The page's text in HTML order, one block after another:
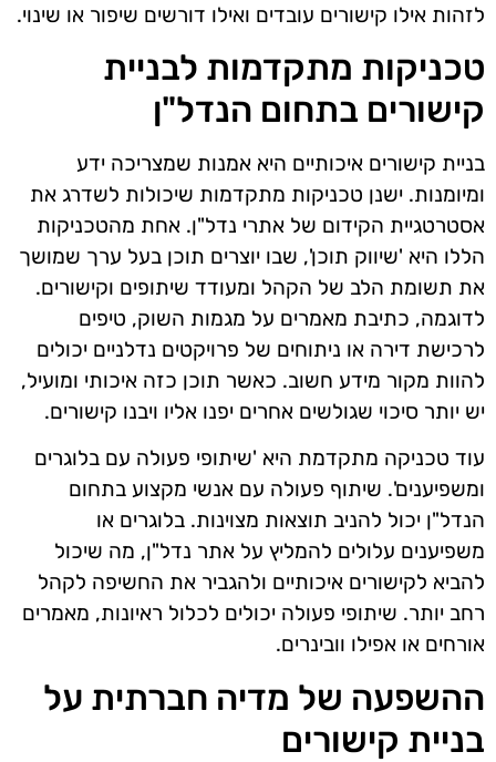
לזהות אילו קישורים עובדים ואילו דורשים שיפור או שינוי.
טכניקות מתקדמות לבניית
קישורים בתחום הנדל"ן
בניית קישורים איכותיים היא אמנות שמצריכה ידע
ומיומנות. ישנן טכניקות מתקדמות שיכולות לשדרג את
אסטרטגיית הקידום של אתרי נדל"ן. אחת מהטכניקות
הללו היא 'שיווק תוכן', שבו יוצרים תוכן בעל ערך שמושך
את תשומת הלב של הקהל ומעודד שיתופים וקישורים.
לדוגמה, כתיבת מאמרים על מגמות השוק, טיפים
לרכישת דירה או ניתוחים של פרויקטים נדלניים יכולים
להוות מקור מידע חשוב. כאשר תוכן כזה איכותי ומועיל,
יש יותר סיכוי שגולשים אחרים יפנו אליו ויבנו קישורים.
עוד טכניקה מתקדמת היא 'שיתופי פעולה עם בלוגרים
ומשפיענים'. שיתוף פעולה עם אנשי מקצוע בתחום
הנדל"ן יכול להניב תוצאות מצוינות. בלוגרים או
משפיענים עלולים להמליץ על אתר נדל"ן, מה שיכול
להביא לקישורים איכותיים ולהגביר את החשיפה לקהל
רחב יותר. שיתופי פעולה יכולים לכלול ראיונות, מאמרים
אורחים או אפילו וובינרים.
ההשפעה של מדיה חברתית על
בניית קישורים